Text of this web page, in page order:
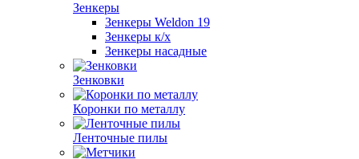
Зенкеры
Зенкеры Weldon 19
Зенкеры к/х
Зенкеры насадные
Зенковки
Коронки по металлу
Ленточные пилы